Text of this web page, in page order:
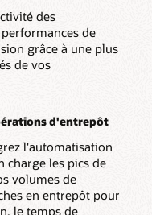
des
de
grâce à une plus
de vos
d'entrepôt
l'automatisation
charge les pics de
volumes de
en entrepôt pour
le temps de